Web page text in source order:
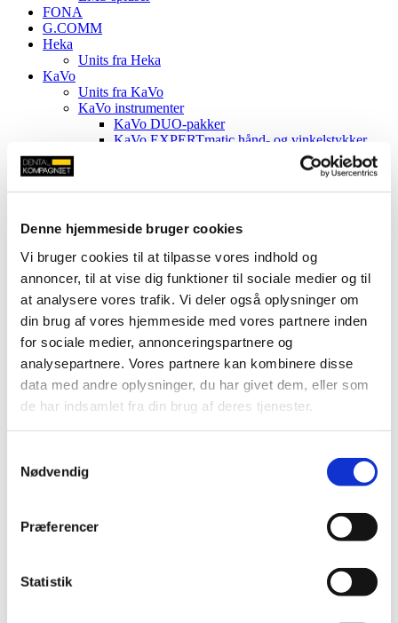
Denne hjemmeside bruger cookies
Vi bruger cookies til at tilpasse vores indhold og
annoncer, til at vise dig funktioner til sociale medier og til
at analysere vores trafik. Vi deler også oplysninger om
din brug af vores hjemmeside med vores partnere inden
for sociale medier, annonceringspartnere og
analysepartnere. Vores partnere kan kombinere disse
data med andre oplysninger, du har givet dem, eller som
de har indsamlet fra din brug af deres tjenester.
Nødvendig
Præferencer
Statistik
FONA
G.COMM
Heka
Units fra Heka
KaVo
Units fra KaVo
KaVo instrumenter
KaVo DUO-pakker
KaVo EXPERTmatic hånd- og vinkelstykker
KaVo MASTERmatic hånd- og vinkelstykker
KaVo SMARTmatic hånd- og vinkelstykker
Tilbehør til instrumenter fra KaVo
KaVo turbiner
KaVo Imaging
KaVo tilbehør til sug
KEN Hygiene Systems
Kerr
Leica
Luzzani
MELAG
Miele
NSK